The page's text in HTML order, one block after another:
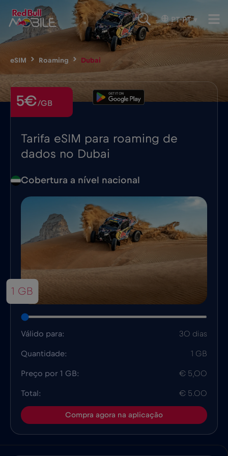
PT-PT ▾
eSIM Roaming Dubai
Tarifa eSIM para roaming de
dados no Dubai
5€/GB
Cobertura a nível nacional
1 GB
Válido para: 30 dias
Quantidade: 1 GB
Preço por 1 GB: € 5,00
Total: € 5.00
Compra agora na aplicação